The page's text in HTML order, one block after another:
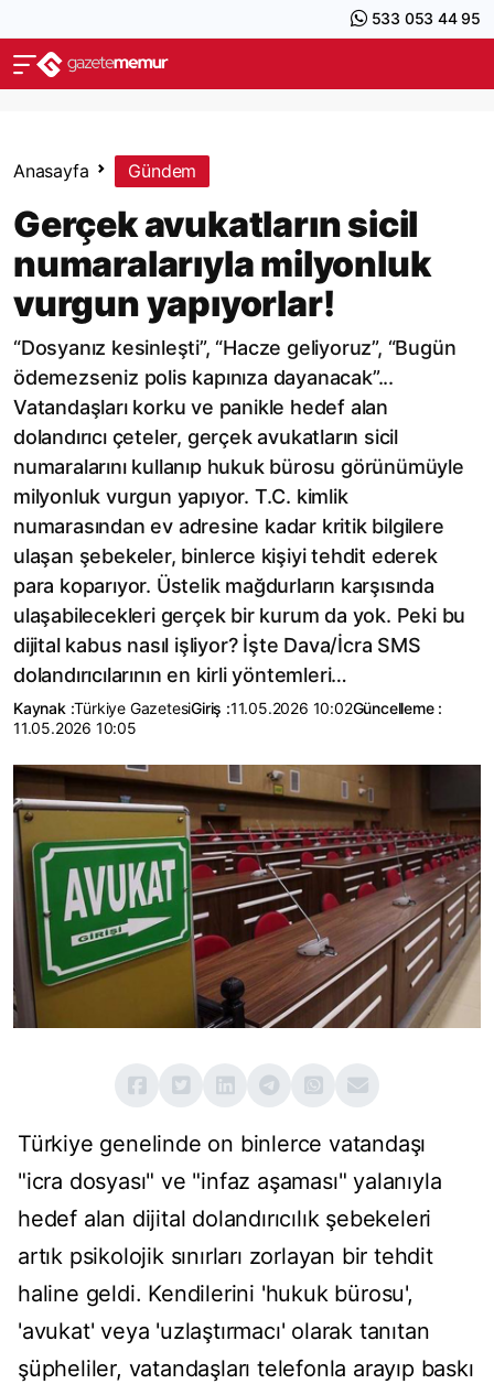
533 053 44 95
Anasayfa Gündem
Gerçek avukatların sicil
numaralarıyla milyonluk
vurgun yapıyorlar!
“Dosyanız kesinleşti”, “Hacze geliyoruz”, “Bugün
ödemezseniz polis kapınıza dayanacak”...
Vatandaşları korku ve panikle hedef alan
dolandırıcı çeteler, gerçek avukatların sicil
numaralarını kullanıp hukuk bürosu görünümüyle
milyonluk vurgun yapıyor. T.C. kimlik
numarasından ev adresine kadar kritik bilgilere
ulaşan şebekeler, binlerce kişiyi tehdit ederek
para koparıyor. Üstelik mağdurların karşısında
ulaşabilecekleri gerçek bir kurum da yok. Peki bu
dijital kabus nasıl işliyor? İşte Dava/İcra SMS
dolandırıcılarının en kirli yöntemleri…
Kaynak :Türkiye GazetesiGiriş :11.05.2026 10:02Güncelleme :
11.05.2026 10:05
Türkiye genelinde on binlerce vatandaşı
"icra dosyası" ve "infaz aşaması" yalanıyla
hedef alan dijital dolandırıcılık şebekeleri
artık psikolojik sınırları zorlayan bir tehdit
haline geldi. Kendilerini 'hukuk bürosu',
'avukat' veya 'uzlaştırmacı' olarak tanıtan
şüpheliler, vatandaşları telefonla arayıp baskı